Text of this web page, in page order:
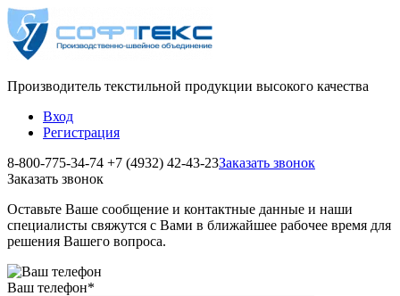
Производитель текстильной продукции высокого качества
Вход
Регистрация
8-800-775-34-74 +7 (4932) 42-43-23Заказать звонок
Заказать звонок
Оставьте Ваше сообщение и контактные данные и наши
специалисты свяжутся с Вами в ближайшее рабочее время для
решения Вашего вопроса.
Ваш телефон*